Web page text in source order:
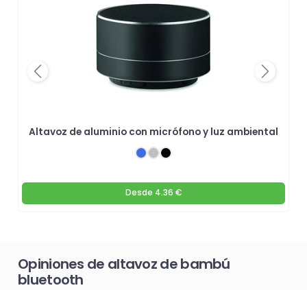
Altavoz de aluminio con micrófono y luz ambiental
Desde 4.36 €
Previous Next
Opiniones de altavoz de bambú
bluetooth